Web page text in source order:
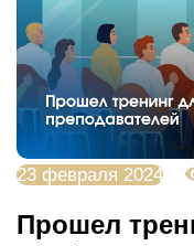
23 февраля 2024
Прошел